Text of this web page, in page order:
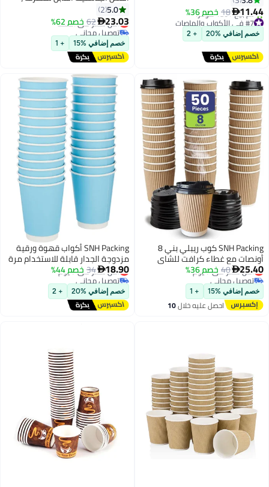
مم البلاستيك بيندي القش حزمة
مريحة
5.0
2
23.03
62خصم 62%
أقل سعر في السنة
توصيل مجاني
أقل سعر في السنة
خصم إضافي %15
طبيعي 50
SNH Packing أكواب قهوة ورقية
مزدوجة الجدار قابلة للاستخدام مرة
واحدة من SNH Packing - عبوة 25،
سعة 12 أونصة، زرقاء
18.90
34خصم 44%
أقل سعر في 7 يوم
توصيل مجاني
أقل سعر في 7 يوم
خصم إضافي %20